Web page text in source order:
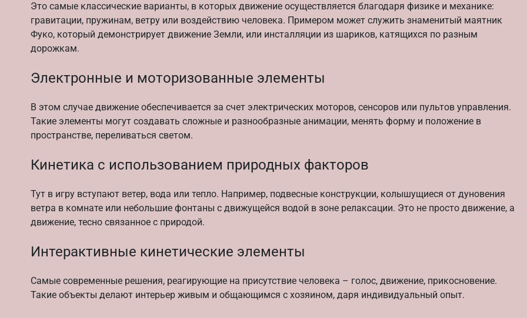
Это самые классические варианты, в которых движение осуществляется благодаря физике и механике:
гравитации, пружинам, ветру или воздействию человека. Примером может служить знаменитый маятник
Фуко, который демонстрирует движение Земли, или инсталляции из шариков, катящихся по разным
дорожкам.
Электронные и моторизованные элементы
В этом случае движение обеспечивается за счет электрических моторов, сенсоров или пультов управления.
Такие элементы могут создавать сложные и разнообразные анимации, менять форму и положение в
пространстве, переливаться светом.
Кинетика с использованием природных факторов
Тут в игру вступают ветер, вода или тепло. Например, подвесные конструкции, колышущиеся от дуновения
ветра в комнате или небольшие фонтаны с движущейся водой в зоне релаксации. Это не просто движение, а
движение, тесно связанное с природой.
Интерактивные кинетические элементы
Самые современные решения, реагирующие на присутствие человека – голос, движение, прикосновение.
Такие объекты делают интерьер живым и общающимся с хозяином, даря индивидуальный опыт.